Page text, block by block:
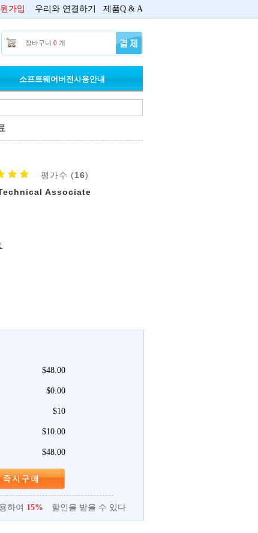
가입 우리와 연결하기 제품Q & A
장바구니 0 개
소프트웨어버전사용안내
평가수 (16)
Associate
$48.00
$0.00
$10
$10.00
$48.00
하여 15% 할인을 받을 수 있다